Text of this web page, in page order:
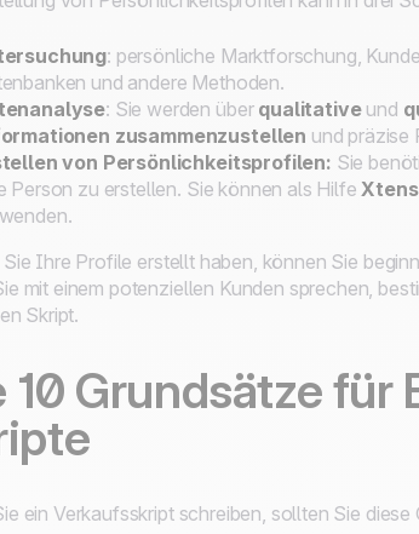
: persönliche Marktforschung,
und andere Methoden.
: Sie werden über qualitative und
zusammenzustellen und präzise
von Persönlichkeitsprofilen: Sie
Person zu erstellen. Sie können als Hilfe
Ihre Profile erstellt haben, können Sie
mit einem potenziellen Kunden sprechen,
Skript.
10 Grundsätze für
ein Verkaufsskript schreiben, sollten Sie